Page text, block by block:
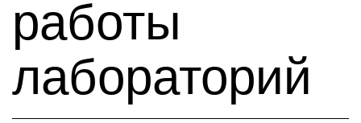
работы
лабораторий